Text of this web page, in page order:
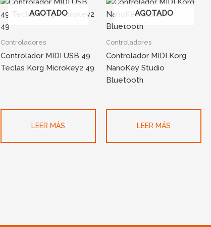
AGOTADO
Controladores
Controlador MIDI USB 49
Teclas Korg Microkey2 49
LEER MÁS
AGOTADO
Controladores
Controlador MIDI Korg
NanoKey Studio
Bluetooth
LEER MÁS